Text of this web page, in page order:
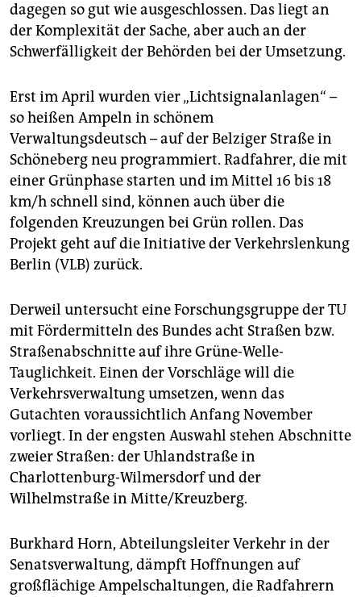
dagegen so gut wie ausgeschlossen. Das liegt an
der Komplexität der Sache, aber auch an der
Schwerfälligkeit der Behörden bei der Umsetzung.
Erst im April wurden vier „Lichtsignalanlagen“ –
so heißen Ampeln in schönem
Verwaltungsdeutsch – auf der Belziger Straße in
Schöneberg neu programmiert. Radfahrer, die mit
einer Grünphase starten und im Mittel 16 bis 18
km/h schnell sind, können auch über die
folgenden Kreuzungen bei Grün rollen. Das
Projekt geht auf die Initiative der Verkehrslenkung
Berlin (VLB) zurück.
Derweil untersucht eine Forschungsgruppe der TU
mit Fördermitteln des Bundes acht Straßen bzw.
Straßenabschnitte auf ihre Grüne-Welle-
Tauglichkeit. Einen der Vorschläge will die
Verkehrsverwaltung umsetzen, wenn das
Gutachten voraussichtlich Anfang November
vorliegt. In der engsten Auswahl stehen Abschnitte
zweier Straßen: der Uhlandstraße in
Charlottenburg-Wilmersdorf und der
Wilhelmstraße in Mitte/Kreuzberg.
Burkhard Horn, Abteilungsleiter Verkehr in der
Senatsverwaltung, dämpft Hoffnungen auf
großflächige Ampelschaltungen, die Radfahrern